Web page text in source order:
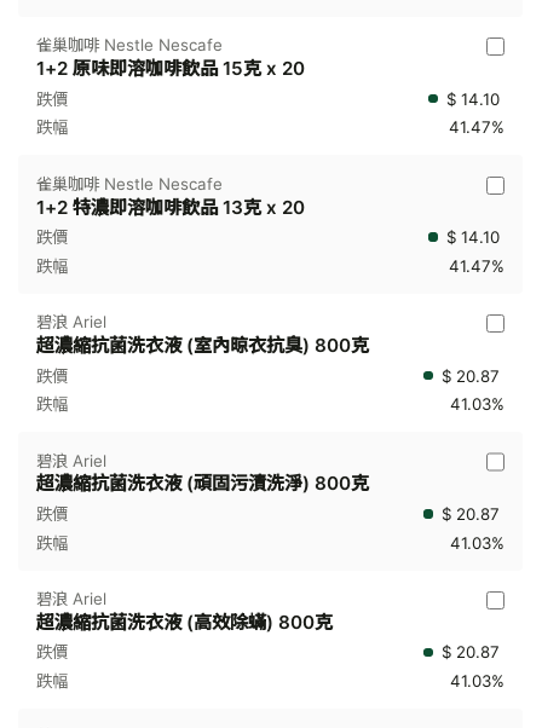
雀巢咖啡 Nestle Nescafe
1+2 原味即溶咖啡飲品 15克 x 20
$ 14.10
41.47%
雀巢咖啡 Nestle Nescafe
1+2 特濃即溶咖啡飲品 13克 x 20
$ 14.10
41.47%
碧浪 Ariel
超濃縮抗菌洗衣液 (室內晾衣抗臭) 800克
$ 20.87
41.03%
碧浪 Ariel
超濃縮抗菌洗衣液 (頑固污漬洗淨) 800克
$ 20.87
41.03%
碧浪 Ariel
超濃縮抗菌洗衣液 (高效除蟎) 800克
$ 20.87
41.03%